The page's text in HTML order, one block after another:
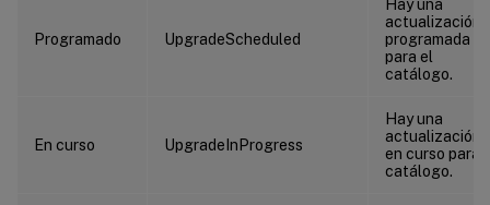
Programado UpgradeScheduled
Hay una
actualización
programada
para el
catálogo.
En curso UpgradeInProgress
Hay una
actualización
en curso para
catálogo.